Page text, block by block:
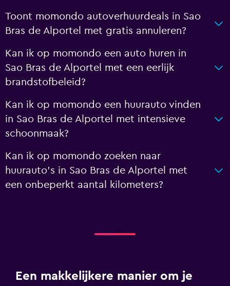
Toont momondo autoverhuurdeals in Sao
Bras de Alportel met gratis annuleren?
Kan ik op momondo een auto huren in
Sao Bras de Alportel met een eerlijk
brandstofbeleid?
Kan ik op momondo een huurauto vinden
in Sao Bras de Alportel met intensieve
schoonmaak?
Kan ik op momondo zoeken naar
huurauto's in Sao Bras de Alportel met
een onbeperkt aantal kilometers?
Een makkelijkere manier om je